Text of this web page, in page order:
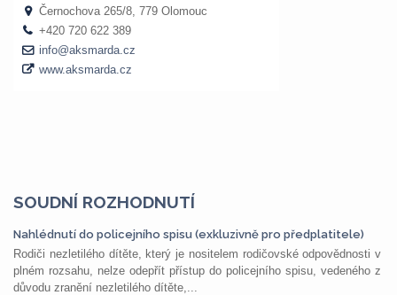
SOUDNÍ ROZHODNUTÍ
Nahlédnutí do policejního spisu (exkluzivně pro předplatitele)
Rodiči nezletilého dítěte, který je nositelem rodičovské odpovědnosti v
plném rozsahu, nelze odepřít přístup do policejního spisu, vedeného z
důvodu zranění nezletilého dítěte,...